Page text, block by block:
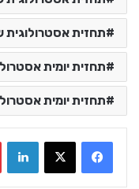
תחזית אסטרולוגית
תחזית יומית
תחזית יומית
LinkedIn